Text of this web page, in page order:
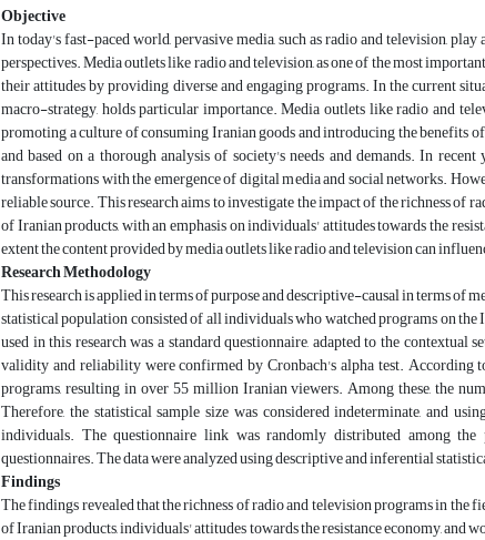
Objective
In today's fast-paced world, pervasive media, such as radio and television,
perspectives. Media outlets like radio and television, as one of the most
their attitudes by providing diverse and engaging programs. In the current
macro-strategy, holds particular importance. Media outlets like radio and
promoting a culture of consuming Iranian goods and introducing the benefits
and based on a thorough analysis of society's needs and demands. In
transformations with the emergence of digital media and social networks.
reliable source. This research aims to investigate the impact of the richness of
of Iranian products, with an emphasis on individuals' attitudes towards the
extent the content provided by media outlets like radio and television can
Research Methodology
This research is applied in terms of purpose and descriptive-causal in terms of
statistical population consisted of all individuals who watched programs on
used in this research was a standard questionnaire, adapted to the
validity and reliability were confirmed by Cronbach's alpha test. According
programs, resulting in over 55 million Iranian viewers. Among these, the
Therefore, the statistical sample size was considered indeterminate, and
individuals. The questionnaire link was randomly distributed among
questionnaires. The data were analyzed using descriptive and inferential
Findings
The findings revealed that the richness of radio and television programs in the
of Iranian products, individuals' attitudes towards the resistance economy,